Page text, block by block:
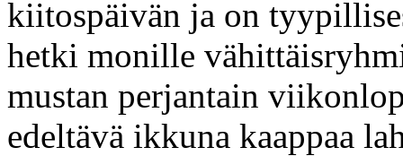
kiitospäivän ja on
hetki monille
mustan perjantain
edeltävä ikkuna kaappaa